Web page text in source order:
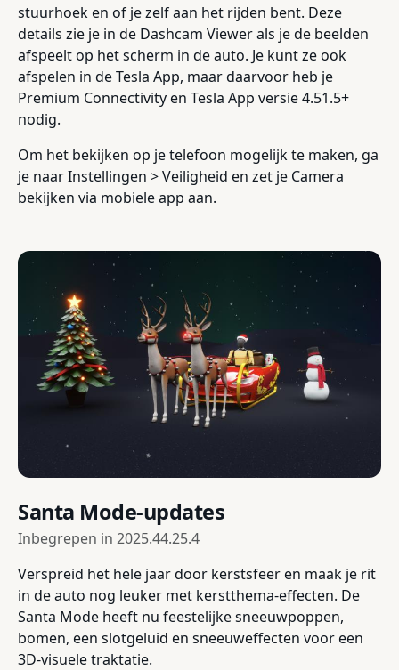
stuurhoek en of je zelf aan het rijden bent. Deze
details zie je in de Dashcam Viewer als je de beelden
afspeelt op het scherm in de auto. Je kunt ze ook
afspelen in de Tesla App, maar daarvoor heb je
Premium Connectivity en Tesla App versie 4.51.5+
nodig.
Om het bekijken op je telefoon mogelijk te maken, ga
je naar Instellingen > Veiligheid en zet je Camera
bekijken via mobiele app aan.
Santa Mode-updates
Inbegrepen in 2025.44.25.4
Verspreid het hele jaar door kerstsfeer en maak je rit
in de auto nog leuker met kerstthema-effecten. De
Santa Mode heeft nu feestelijke sneeuwpoppen,
bomen, een slotgeluid en sneeuweffecten voor een
3D-visuele traktatie.